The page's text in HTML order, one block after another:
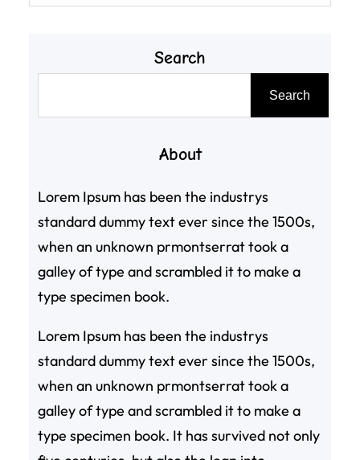
Search
Search
About
Lorem Ipsum has been the industrys
standard dummy text ever since the 1500s,
when an unknown prmontserrat took a
galley of type and scrambled it to make a
type specimen book.
Lorem Ipsum has been the industrys
standard dummy text ever since the 1500s,
when an unknown prmontserrat took a
galley of type and scrambled it to make a
type specimen book. It has survived not only